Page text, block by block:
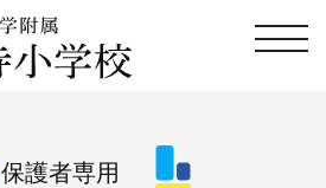
保護者専用